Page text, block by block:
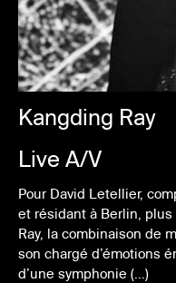
Kangding Ray
Live A/V
Pour David Letellier,
et résidant à Berlin, plus
Ray, la combinaison de
son chargé d’émotions
d’une symphonie (...)